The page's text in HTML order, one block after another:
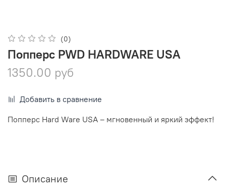
(0)
Попперс PWD HARDWARE USA
1350.00 руб
Добавить в сравнение
Попперс Hard Ware USA – мгновенный и яркий эффект!
Описание